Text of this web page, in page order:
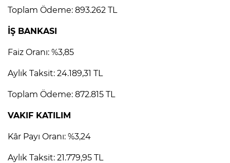
Toplam Ödeme: 893.262 TL
İŞ BANKASI
Faiz Oranı: %3,85
Aylık Taksit: 24.189,31 TL
Toplam Ödeme: 872.815 TL
VAKIF KATILIM
Kâr Payı Oranı: %3,24
Aylık Taksit: 21.779,95 TL